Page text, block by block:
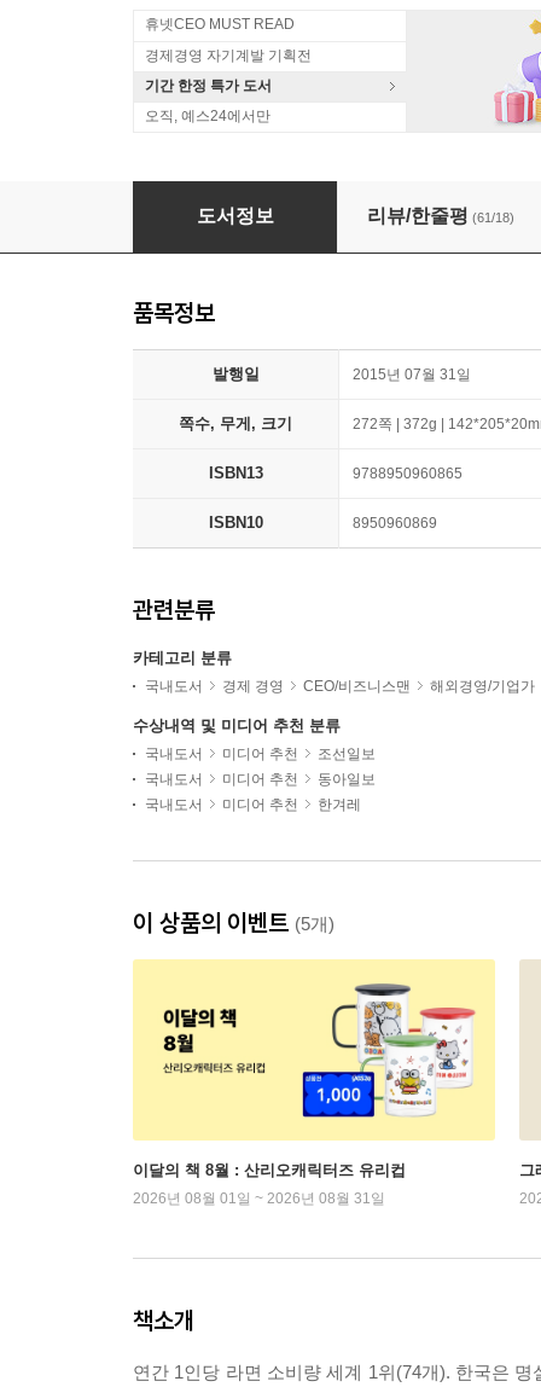
휴넷CEO MUST READ
경제경영 자기계발 기획전
기간 한정 특가 도서
오직, 예스24에서만
라면이 바다를 건넌 날
도서정보 리뷰/한줄평 (61/18)
품목정보
발행일 2015년 07월 31일
쪽수, 무게, 크기 272쪽 | 372g |
ISBN13 9788950960865
ISBN10 8950960869
관련분류
카테고리 분류
국내도서 경제 경영 CEO/비즈니스맨 해외경영/기업가
수상내역 및 미디어 추천 분류
국내도서 미디어 추천
조선일보
국내도서
미디어 추천
동아일보
국내도서
미디어 추천 한겨레
이 상품의 이벤트 (5개)
이달의 책 8월 : 산리오캐릭터즈 유리컵
2026년 08월 01일 ~ 2026년 08월 31일
그
책소개
연간 1인당 라면 소비량 세계 1위(74개). 한국은 명